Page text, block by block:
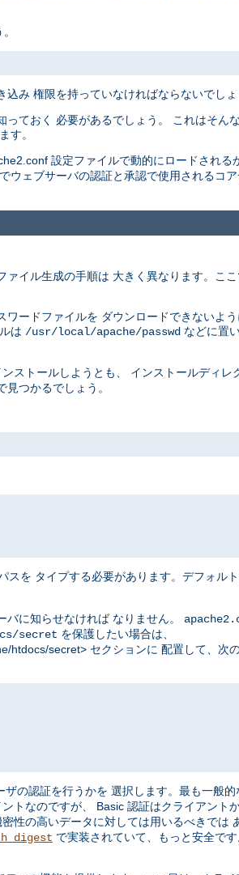
み 権限を持っていなければならないでしょ
ておく 必要があるでしょう。 これはそん
す。
設定ファイルで動的にロードされる
ェブサーバの認証と承認で使用されるコ
イル生成の手順は 大きく異なります。こ
ードファイルを ダウンロードできないよ
は /usr/local/apache/passwd などに置
ストールしようとも、 インストールディレ
つかるでしょう。
を タイプする必要があります。デフォル
に知らせなければ なりません。
secret を保護したい場合は、
htdocs/secret> セクションに 配置して、次
の認証を行うかを 選択します。最も一般的
トなのですが、 Basic 認証はクライアント
性の高いデータに対しては用いるべきでは
で実装されていて、もっと安全で